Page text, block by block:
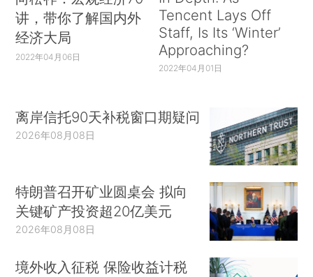
讲，带你了解国内外
经济大局
2022年04月06日
Tencent Lays Off
Staff, Is Its ‘Winter’
Approaching?
2022年04月01日
离岸信托90天补税窗口期疑问
2026年08月08日
特朗普召开矿业圆桌会 拟向
关键矿产投资超20亿美元
2026年08月08日
境外收入征税 保险收益计税